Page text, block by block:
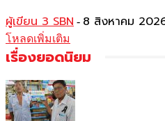
ผู้เขียน 3 SBN - 8 สิงหาคม
โหลดเพิ่มเติม
เรื่องยอดนิยม